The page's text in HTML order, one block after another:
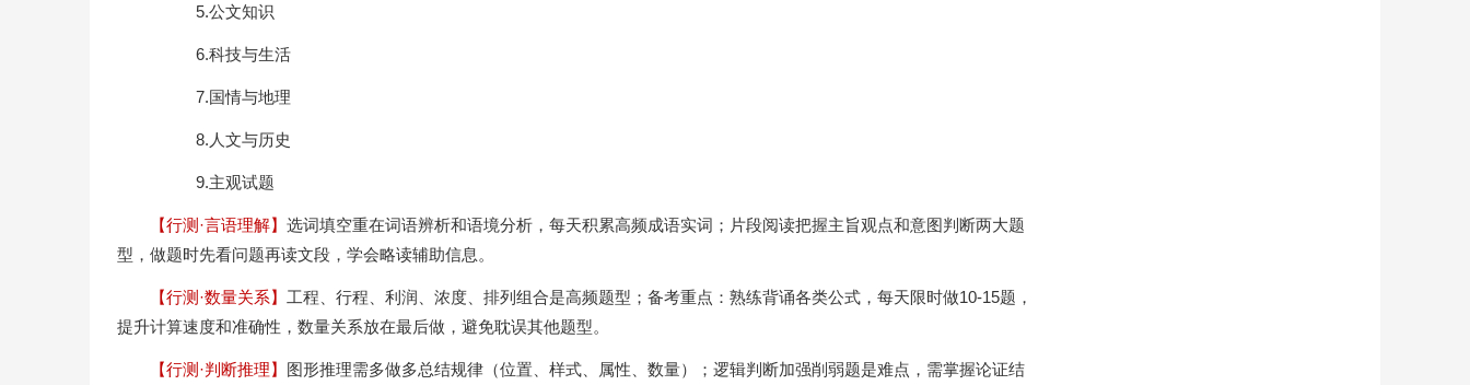
5.公文知识
6.科技与生活
7.国情与地理
8.人文与历史
9.主观试题
【行测·言语理解】 选词填空重在词语辨析和语境分析，每天积累高频成语实词；片段阅读把握主旨观点和意图判断两大题
型，做题时先看问题再读文段，学会略读辅助信息。
【行测·数量关系】 工程、行程、利润、浓度、排列组合是高频题型；备考重点：熟练背诵各类公式，每天限时做10-15题，
提升计算速度和准确性，数量关系放在最后做，避免耽误其他题型。
【行测·判断推理】 图形推理需多做多总结规律（位置、样式、属性、数量）；逻辑判断加强削弱题是难点，需掌握论证结